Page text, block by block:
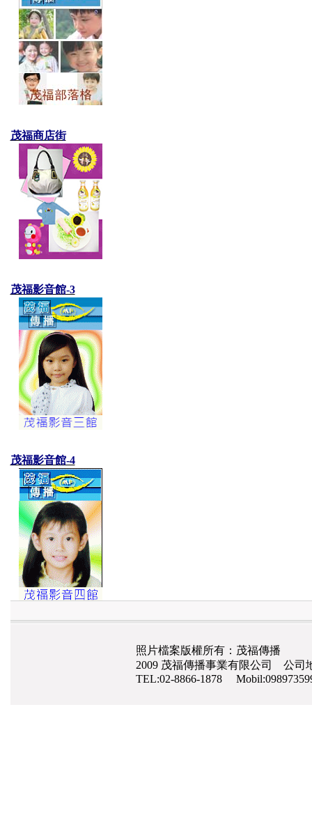
茂福商店街
茂福影音館-3
茂福影音館-4
照片檔案版權所有：茂福傳播
2009 茂福傳播事業有限公司 公司
TEL:02-8866-1878